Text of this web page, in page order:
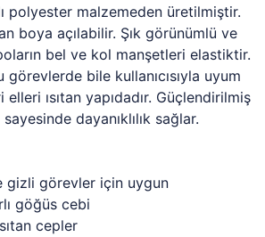
polyester malzemeden üretilmiştir.
boya açılabilir. Şık görünümlü ve
bel ve kol manşetleri elastiktir.
bile kullanıcısıyla uyum
ısıtan yapıdadır. Güçlendirilmiş
dayanıklılık sağlar.
gizli görevler için uygun
göğüs cebi
cepler